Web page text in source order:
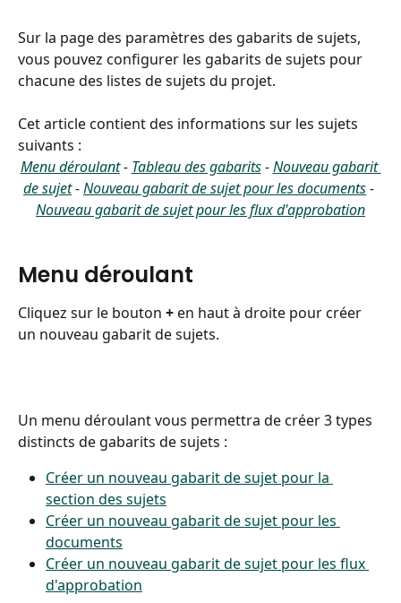
Sur la page des paramètres des gabarits de sujets,
vous pouvez configurer les gabarits de sujets pour
chacune des listes de sujets du projet.
Cet article contient des informations sur les sujets
suivants :
Menu déroulant - Tableau des gabarits - Nouveau gabarit
de sujet - Nouveau gabarit de sujet pour les documents -
Nouveau gabarit de sujet pour les flux d'approbation
Menu déroulant
Cliquez sur le bouton + en haut à droite pour créer
un nouveau gabarit de sujets.
Un menu déroulant vous permettra de créer 3 types
distincts de gabarits de sujets :
Créer un nouveau gabarit de sujet pour la
section des sujets
Créer un nouveau gabarit de sujet pour les
documents
Créer un nouveau gabarit de sujet pour les flux
d'approbation